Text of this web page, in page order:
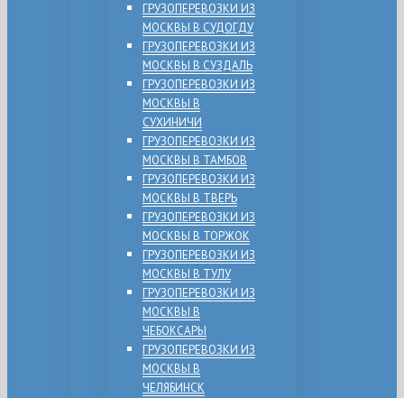
ГРУЗОПЕРЕВОЗКИ ИЗ
МОСКВЫ В СУДОГДУ
ГРУЗОПЕРЕВОЗКИ ИЗ
МОСКВЫ В СУЗДАЛЬ
ГРУЗОПЕРЕВОЗКИ ИЗ
МОСКВЫ В
СУХИНИЧИ
ГРУЗОПЕРЕВОЗКИ ИЗ
МОСКВЫ В ТАМБОВ
ГРУЗОПЕРЕВОЗКИ ИЗ
МОСКВЫ В ТВЕРЬ
ГРУЗОПЕРЕВОЗКИ ИЗ
МОСКВЫ В ТОРЖОК
ГРУЗОПЕРЕВОЗКИ ИЗ
МОСКВЫ В ТУЛУ
ГРУЗОПЕРЕВОЗКИ ИЗ
МОСКВЫ В
ЧЕБОКСАРЫ
ГРУЗОПЕРЕВОЗКИ ИЗ
МОСКВЫ В
ЧЕЛЯБИНСК